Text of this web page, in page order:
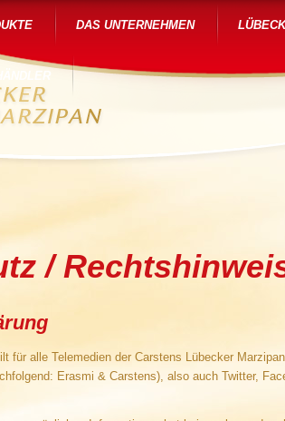
DAS UNTERNEHMEN
/
für alle Telemedien der Carstens Lübecker Marzipan
Erasmi & Carstens), also auch Twitter,